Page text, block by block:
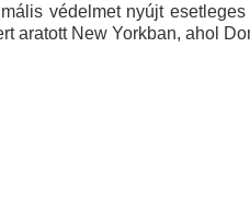
védelmet nyújt
aratott New Yorkban, ahol